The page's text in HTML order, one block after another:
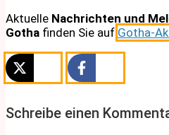
Aktuelle Nachrichten und
Gotha finden Sie auf Gotha-
Schreibe einen